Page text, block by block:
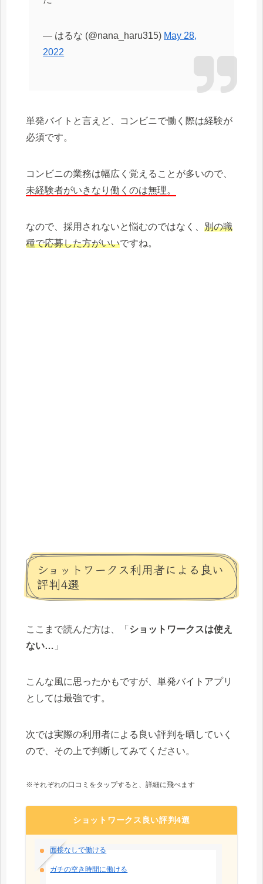
— はるな (@nana_haru315) May 28,
2022
単発バイトと言えど、コンビニで働く際は経験が
必須です。
コンビニの業務は幅広く覚えることが多いので、
未経験者がいきなり働くのは無理。
なので、採用されないと悩むのではなく、別の職
種で応募した方がいいですね。
ショットワークス利用者による良い
評判4選
ここまで読んだ方は、「 ショットワークスは使え
ない… 」
こんな風に思ったかもですが、単発バイトアプリ
としては最強です。
次では実際の利用者による良い評判を晒していく
ので、その上で判断してみてください。
※それぞれの口コミをタップすると、詳細に飛べます
ショットワークス良い評判4選
面接なしで働ける
ガチの空き時間に働ける